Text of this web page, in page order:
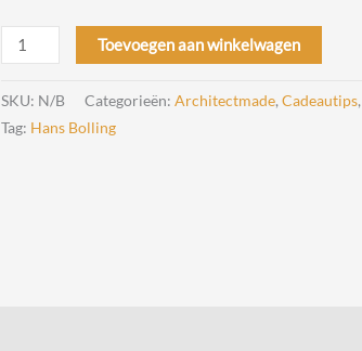
Duck
and
Duckling
Design
Toevoegen aan winkelwagen
SKU: N/B Categorieën: Architectmade,Cadeautips,
Tag: Hans Bolling